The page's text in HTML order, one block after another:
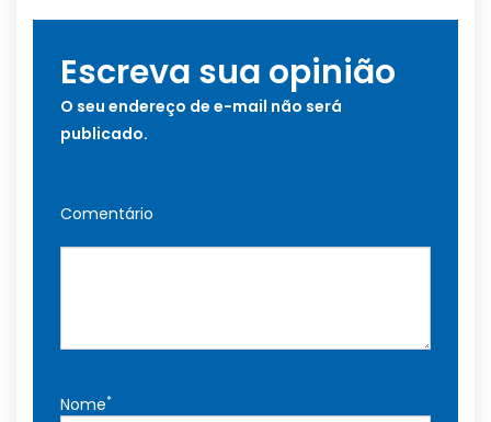
Escreva sua opinião
O seu endereço de e-mail não será
publicado.
Comentário
Nome*